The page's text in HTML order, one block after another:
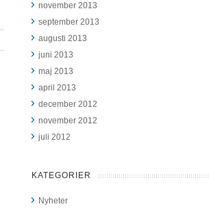
november 2013
september 2013
augusti 2013
juni 2013
maj 2013
april 2013
december 2012
november 2012
juli 2012
KATEGORIER
Nyheter